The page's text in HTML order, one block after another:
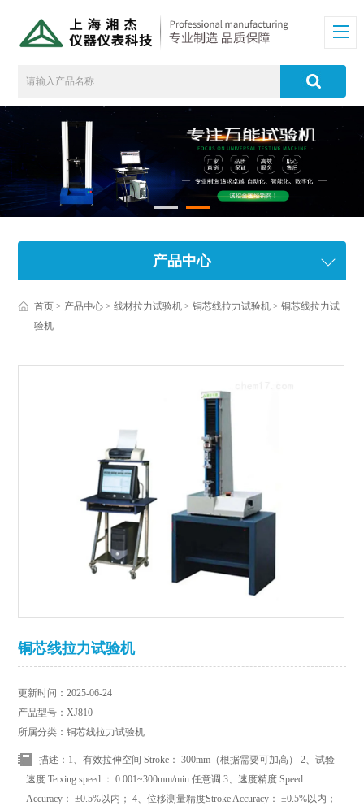
产品中心
首页 > 产品中心 >线材拉力试验机 >铜芯线拉力试验机 > 铜芯线拉力试
验机
铜芯线拉力试验机
更新时间：2025-06-24
产品型号：XJ810
所属分类：铜芯线拉力试验机
描述：1、有效拉伸空间 Stroke： 300mm（根据需要可加高） 2、试验
速度 Tetxing speed ： 0.001~300mm/min 任意调 3、速度精度 Speed
Accuracy： ±0.5%以内； 4、位移测量精度Stroke Accuracy： ±0.5%以内；